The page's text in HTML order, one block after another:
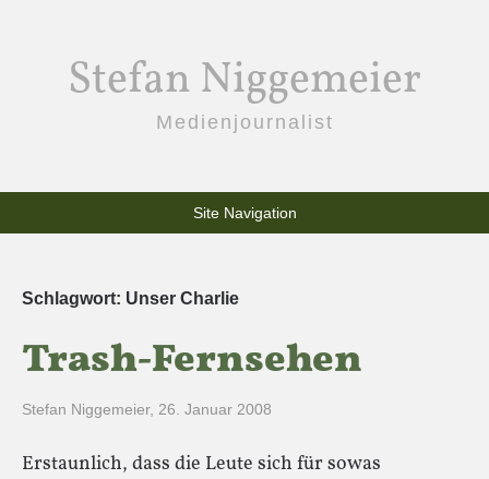
Stefan Niggemeier
Medienjournalist
Site Navigation
Schlagwort: Unser Charlie
Trash-Fernsehen
Stefan Niggemeier, 26. Januar 2008
Erstaunlich, dass die Leute sich für sowas